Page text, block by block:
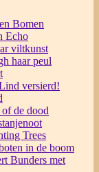
Bomen
Echo
viltkunst
haar peul
versierd!
de dood
Trees
in de boom
Bunders met